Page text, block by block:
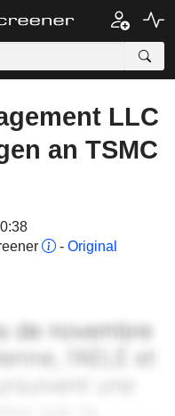
LLC
an TSMC
- Original